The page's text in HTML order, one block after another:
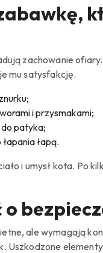
zachowanie
mu satysfakcję.
i przysmakami;
patyka;
łapą.
i umysł kota. Po
ale wymagają
Uszkodzone